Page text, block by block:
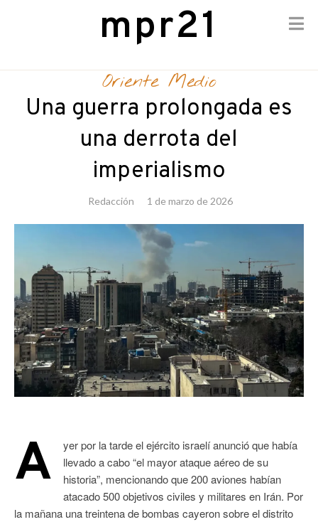
content
mpr21
Oriente Medio
Una guerra prolongada es
una derrota del
imperialismo
Redacción 1 de marzo de 2026
A
yer por la tarde el ejército israelí anunció que había
llevado a cabo “el mayor ataque aéreo de su
historia”, mencionando que 200 aviones habían
atacado 500 objetivos civiles y militares en Irán. Por
la mañana una treintena de bombas cayeron sobre el distrito